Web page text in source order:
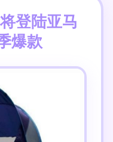
登陆亚马
爆款